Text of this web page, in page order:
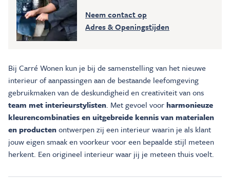
Neem contact op
Adres & Openingstijden
Bij Carré Wonen kun je bij de samenstelling van het nieuwe
interieur of aanpassingen aan de bestaande leefomgeving
gebruikmaken van de deskundigheid en creativiteit van ons
team met interieurstylisten. Met gevoel voorharmonieuze
kleurencombinaties en uitgebreide kennis van materialen
en productenontwerpen zij een interieur waarin je als klant
jouw eigen smaak en voorkeur voor een bepaalde stijl meteen
herkent. Een origineel interieur waar jij je meteen thuis voelt.